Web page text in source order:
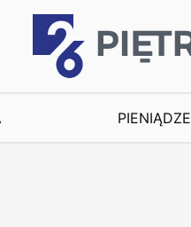
PIENIĄDZE